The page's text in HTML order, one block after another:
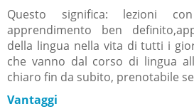
Questo significa: lezioni
apprendimento ben
della lingua nella vita di tutti i
che vanno dal corso di lingua
chiaro fin da subito, prenotabile
Vantaggi